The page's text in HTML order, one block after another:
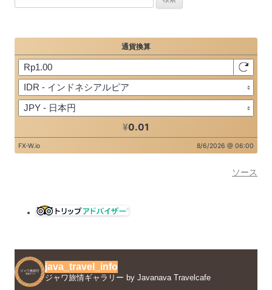
ソース
java_travel_info
ジャワ旅情ギャラリー by Javanava Travelcafe